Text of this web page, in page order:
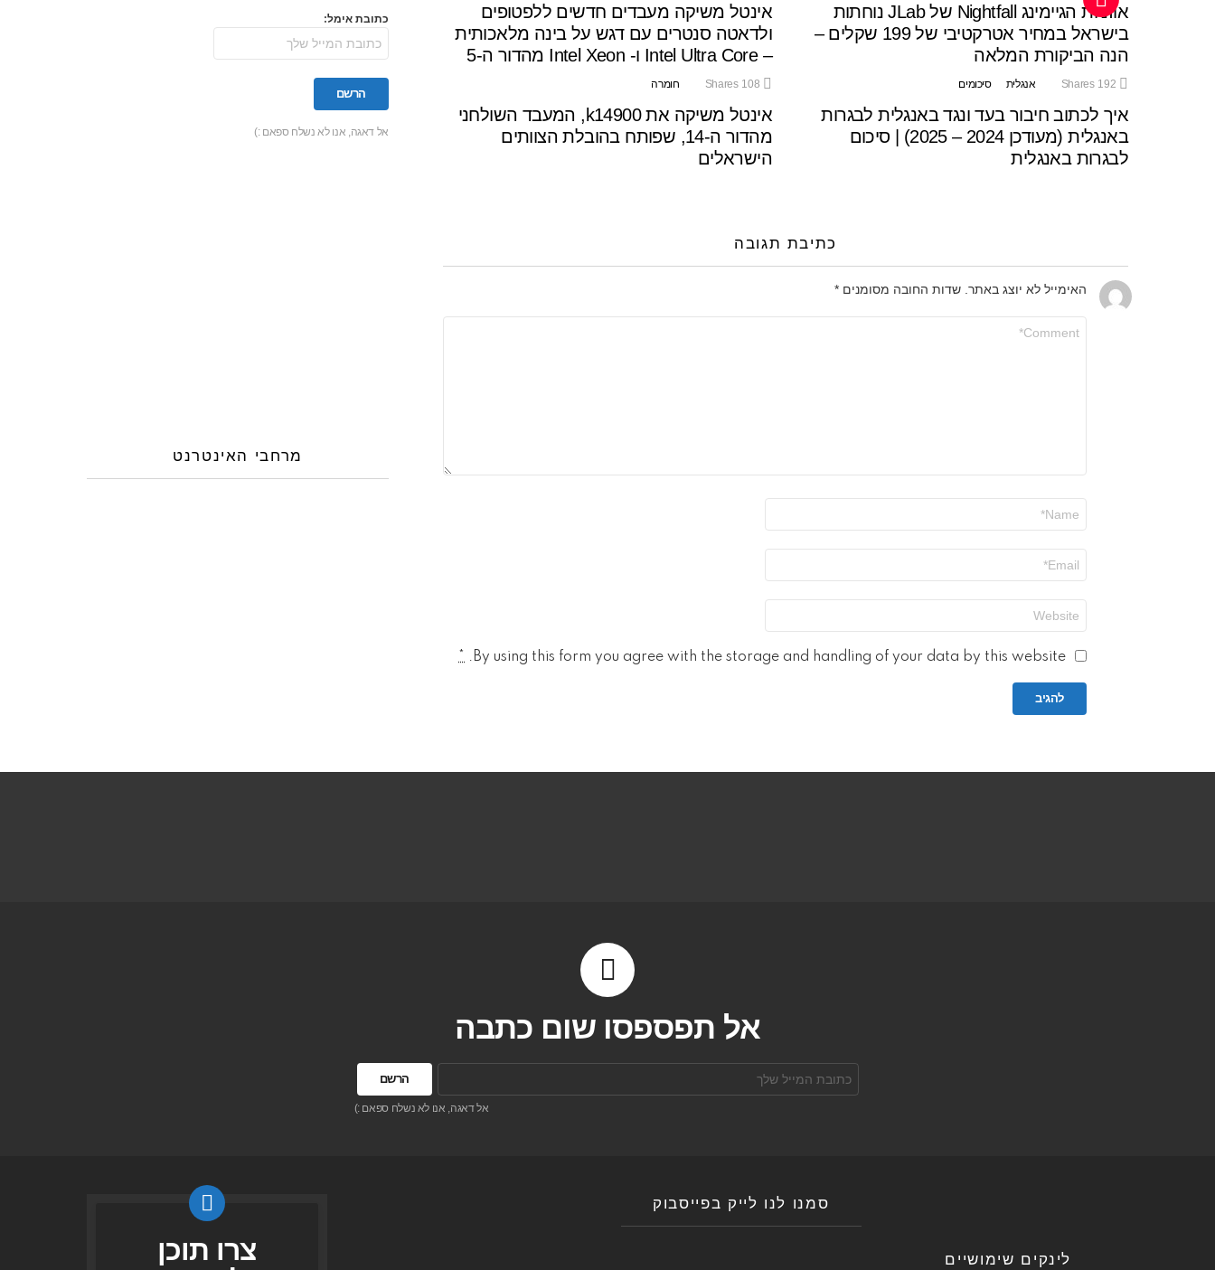
אוזניות הגיימינג Nightfall של JLab נוחתות
בישראל במחיר אטרקטיבי של 199 שקלים –
הנה הביקורת המלאה
אינטל משיקה מעבדים חדשים ללפטופים
ולדאטה סנטרים עם דגש על בינה מלאכותית
– Intel Ultra Core ו- Intel Xeon מהדור ה-5
192
Shares אנגלית סיכומים
איך לכתוב חיבור בעד ונגד באנגלית לבגרות
באנגלית (מעודכן 2024 – 2025) | סיכום
לבגרות באנגלית
108
Shares חומרה
אינטל משיקה את k14900, המעבד השולחני
מהדור ה-14, שפותח בהובלת הצוותים
הישראלים
כתיבת תגובה
האימייל לא יוצג באתר. שדות החובה מסומנים *
שלך
By using this form you agree with the storage and handling of your data by this website.
כתובת אימל:
אל דאגה, אנו לא נשלח ספאם :)
מרחבי האינטרנט
אל תפספסו שום כתבה
אימל:
אל דאגה, אנו לא נשלח ספאם :)
לינקים שימושיים
סמנו לנו לייק בפייסבוק
צרו תוכן